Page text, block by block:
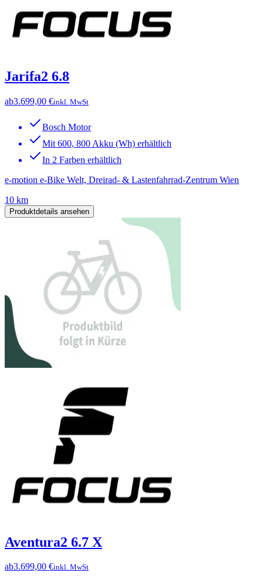
Jarifa2 6.8
ab3.699,00 €inkl. MwSt
Bosch Motor
Mit 600, 800 Akku (Wh) erhältlich
In 2 Farben erhältlich
e-motion e-Bike Welt, Dreirad- & Lastenfahrrad-Zentrum Wien
10 km
Produktdetails ansehen
Aventura2 6.7 X
ab3.699,00 €inkl. MwSt